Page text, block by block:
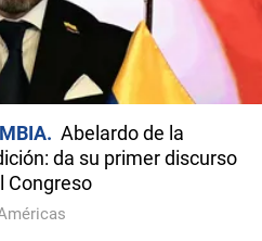
Abelardo de la
da su primer discurso
Congreso